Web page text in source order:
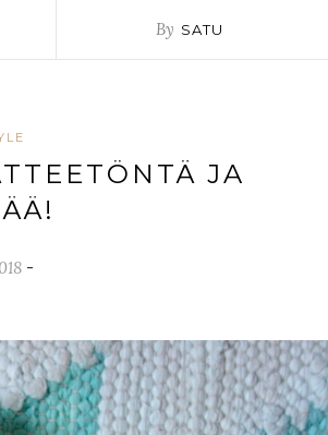
By SATU
JA
-